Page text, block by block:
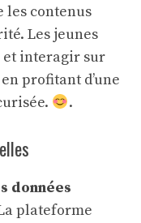
les contenus
Les jeunes
et interagir sur
profitant d’une
.
données
plateforme